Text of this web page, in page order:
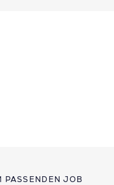
PASSENDEN JOB